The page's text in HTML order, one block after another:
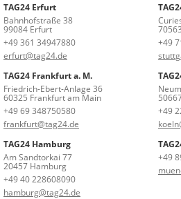
TAG24 Erfurt
Bahnhofstraße 38
99084 Erfurt
+49 361 34947880
erfurt@tag24.de
+49
TAG24 Frankfurt a. M.
Friedrich-Ebert-Anlage 36
60325 Frankfurt am Main
+49 69 348750580
frankfurt@tag24.de
+49
TAG24 Hamburg
Am Sandtorkai 77
20457 Hamburg
+49 40 228608090
hamburg@tag24.de
+49